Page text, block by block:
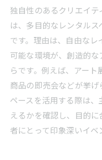
独自性のあるクリエイ
は、多目的なレンタル
です。理由は、自由な
可能な環境が、創造的
らです。例えば、アー
商品の即売会などが挙
ペースを活用する際は
えるかを確認し、目的
者にとって印象深いイベ